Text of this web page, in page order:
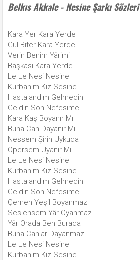
Belkıs Akkale - Nesine Şarkı Sözleri
Kara Yer Kara Yerde
Gül Biter Kara Yerde
Verin Benim Yârimi
Başkası Kara Yerde
Le Le Nesi Nesine
Kurbanım Kız Sesine
Hastalandım Gelmedin
Geldin Son Nefesime
Kara Kaş Boyanır Mı
Buna Can Dayanır Mı
Nessem Şirin Uykuda
Öpersem Uyanır Mı
Le Le Nesi Nesine
Kurbanım Kız Sesine
Hastalandım Gelmedin
Geldin Son Nefesime
Çemen Yeşil Boyanmaz
Seslensem Yâr Oyanmaz
Yâr Orada Ben Burada
Buna Canlar Dayanmaz
Le Le Nesi Nesine
Kurbanım Kız Sesine